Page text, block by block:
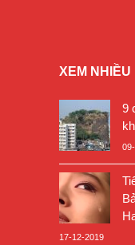
XEM NHIỀU
9
17-12-2019